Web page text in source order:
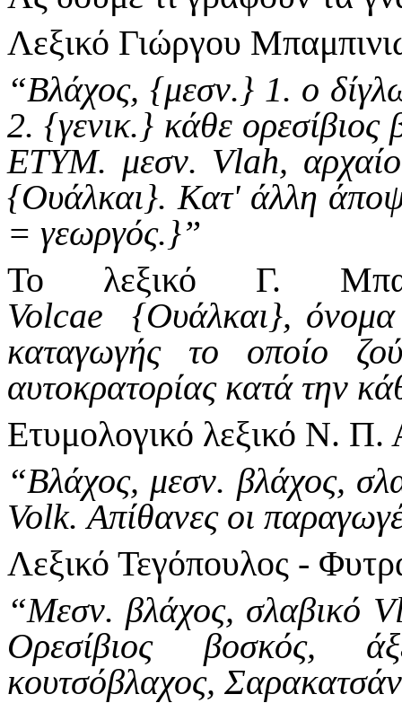
Λεξικό Γιώργου
“Βλάχος, {μεσν.} 1. ο
2. {γενικ.} κάθε ορεσίβιος
ΕΤΥΜ. μεσν. Vlah, αρχαίο
{Ουάλκαι}. Κατ' άλλη
= γεωργός.}”
Το λεξικό Γ.
Volcae {Ουάλκαι}, όνομα
καταγωγής το οποίο
αυτοκρατορίας κατά την
Ετυμολογικό λεξικό Ν. Π.
“Βλάχος, μεσν. βλάχος,
Volk. Απίθανες οι
Λεξικό Τεγόπουλος -
“Μεσν. βλάχος, σλαβικό
Ορεσίβιος βοσκός,
κουτσόβλαχος,